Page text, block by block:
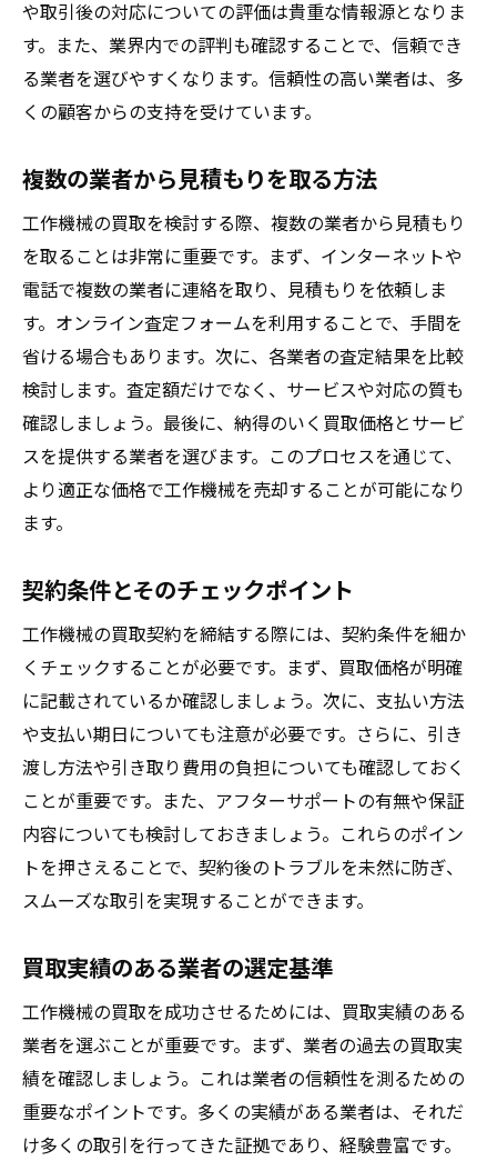
や取引後の対応についての評価は貴重な情報源となりま
す。また、業界内での評判も確認することで、信頼でき
る業者を選びやすくなります。信頼性の高い業者は、多
くの顧客からの支持を受けています。
複数の業者から見積もりを取る方法
工作機械の買取を検討する際、複数の業者から見積もり
を取ることは非常に重要です。まず、インターネットや
電話で複数の業者に連絡を取り、見積もりを依頼しま
す。オンライン査定フォームを利用することで、手間を
省ける場合もあります。次に、各業者の査定結果を比較
検討します。査定額だけでなく、サービスや対応の質も
確認しましょう。最後に、納得のいく買取価格とサービ
スを提供する業者を選びます。このプロセスを通じて、
より適正な価格で工作機械を売却することが可能になり
ます。
契約条件とそのチェックポイント
工作機械の買取契約を締結する際には、契約条件を細か
くチェックすることが必要です。まず、買取価格が明確
に記載されているか確認しましょう。次に、支払い方法
や支払い期日についても注意が必要です。さらに、引き
渡し方法や引き取り費用の負担についても確認しておく
ことが重要です。また、アフターサポートの有無や保証
内容についても検討しておきましょう。これらのポイン
トを押さえることで、契約後のトラブルを未然に防ぎ、
スムーズな取引を実現することができます。
買取実績のある業者の選定基準
工作機械の買取を成功させるためには、買取実績のある
業者を選ぶことが重要です。まず、業者の過去の買取実
績を確認しましょう。これは業者の信頼性を測るための
重要なポイントです。多くの実績がある業者は、それだ
け多くの取引を行ってきた証拠であり、経験豊富です。